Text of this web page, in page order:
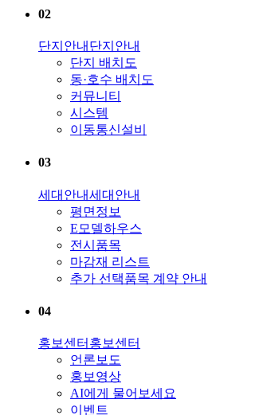
02
단지안내 단지안내
단지 배치도
동·호수 배치도
커뮤니티
시스템
이동통신설비
03
세대안내세대안내
평면정보
E모델하우스
전시품목
마감재 리스트
추가 선택품목 계약 안내
04
홍보센터 홍보센터
언론보도
홍보영상
AI에게 물어보세요
이벤트